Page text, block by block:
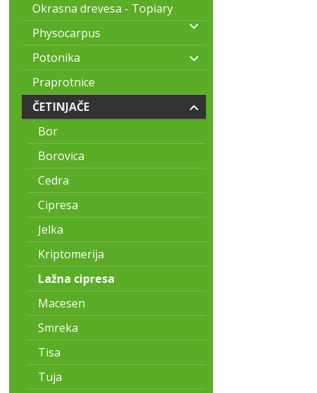
Okrasna drevesa - Topiary
Physocarpus
Potonika
Praprotnice
ČETINJAČE
Bor
Borovica
Cedra
Cipresa
Jelka
Kriptomerija
Lažna cipresa
Macesen
Smreka
Tisa
Tuja